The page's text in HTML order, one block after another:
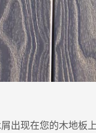
出现在您的木地板